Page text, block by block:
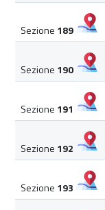
Sezione 189
Sezione 190
Sezione 191
Sezione 192
Sezione 193